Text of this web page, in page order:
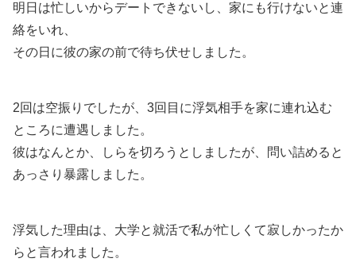
明日は忙しいからデートできないし、家にも行けないと連
絡をいれ、
その日に彼の家の前で待ち伏せしました。
2回は空振りでしたが、3回目に浮気相手を家に連れ込む
ところに遭遇しました。
彼はなんとか、しらを切ろうとしましたが、問い詰めると
あっさり暴露しました。
浮気した理由は、大学と就活で私が忙しくて寂しかったか
らと言われました。